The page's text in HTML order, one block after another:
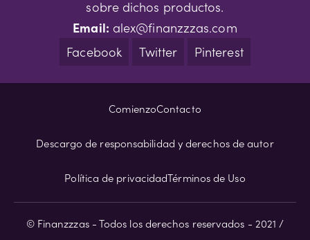
sobre dichos productos.
Email: alex@finanzzzas.com
Facebook
Twitter Pinterest
© Finanzzzas - Todos los derechos reservados - 2021 /
ComienzoContacto
Descargo de responsabilidad y derechos de autor
Política de privacidadTérminos de Uso